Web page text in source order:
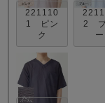
売れ筋ランキ
- Item
すべての
221110
1 ピン
ク
2
ー